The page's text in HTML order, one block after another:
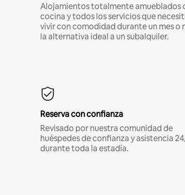
Alojamientos totalmente amueblados
cocina y todos los servicios que
vivir con comodidad durante un mes o
la alternativa ideal a un subalquiler.
Reserva con confianza
Revisado por nuestra comunidad de
huéspedes de confianza y asistencia
durante toda la estadía.